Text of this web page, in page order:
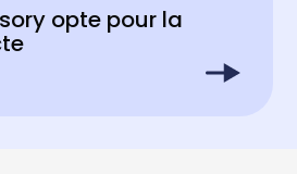
opte pour la